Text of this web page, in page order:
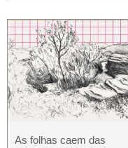
As folhas caem das